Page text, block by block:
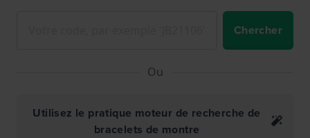
Chercher
Ou
Utilisez le pratique moteur de recherche de
bracelets de montre